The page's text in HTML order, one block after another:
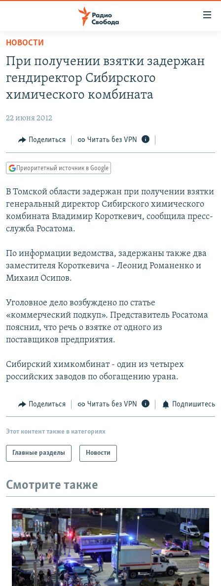
упрощенного
доступа
основному
Вернутся
Вернутся
поиску
ПОДКАСТЫ
АВТОРСКИЕ ПРОЕКТЫ
МНЕНИЯ
КУЛЬТУРА
КАВКАЗ.РЕАЛИИ
СЕВЕР.РЕАЛИИ
СИБИРЬ.РЕАЛИИ
РАСПИСАНИЕ ВЕЩАНИЯ
ПОДПИШИТЕСЬ НА РАССЫЛКУ
СОЦИАЛЬНЫЕ СЕТИ
Все сайты РСЕ/РС
НОВОСТИ
При получении взятки задержан
гендиректор Сибирского
химического комбината
22 июня 2012
Поделиться Читать без VPN
Приоритетный источник в Google
В Томской области задержан при получении взятки
генеральный директор Сибирского химического
комбината Владимир Короткевич, сообщила пресс-
служба Росатома.
По информации ведомства, задержаны также два
заместителя Короткевича - Леонид Романенко и
Михаил Осипов.
Уголовное дело возбуждено по статье
«коммерческий подкуп». Представитель Росатома
пояснил, что речь о взятке от одного из
поставщиков предприятия.
Сибирский химкомбинат - один из четырех
российских заводов по обогащению урана.
Поделиться Читать без VPN Подпишитесь
Этот контент также в категориях
Главные разделы Новости
Смотрите также